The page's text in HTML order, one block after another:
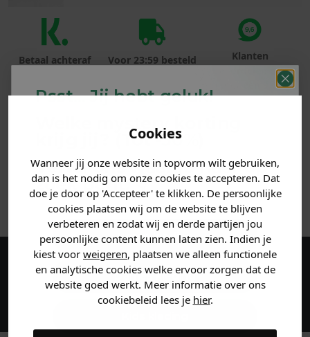
Cookies
Wanneer jij onze website in topvorm wilt gebruiken,
dan is het nodig om onze cookies te accepteren. Dat
doe je door op 'Accepteer' te klikken. De persoonlijke
cookies plaatsen wij om de website te blijven
verbeteren en zodat wij en derde partijen jou
persoonlijke content kunnen laten zien. Indien je
kiest voor weigeren, plaatsen we alleen functionele
en analytische cookies welke ervoor zorgen dat de
website goed werkt. Meer informatie over ons
cookiebeleid lees je hier.
Betaal achteraf
Voor 23:59 besteld
Klanten
beoordelen ons
met een 9,6!
MATERIAAL & WASVOORSCHRIFT
ANDERE BESTELDEN OOK
Maak een account aan en ontvang 5%
korting op je eerste bestelling!
Psst... Jij hebt geluk!
Welke mystery
krijg jij? (Tot-30%
Vertel ons waar je naar op
zoek bent. 👇
Heren kleding
Dames kleding